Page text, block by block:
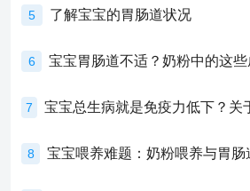
5 了解宝宝的胃肠道状况
6
7
8